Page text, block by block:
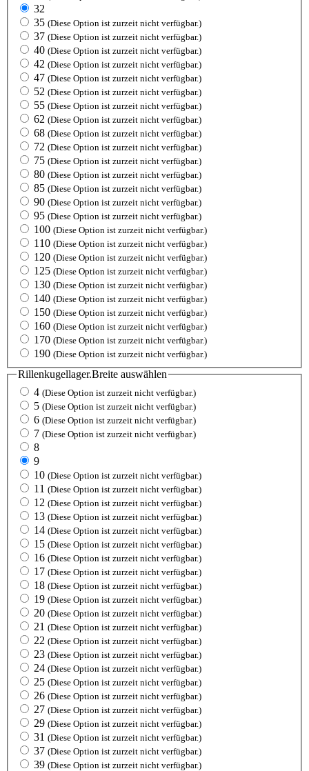
32
35 (Diese Option ist zurzeit nicht verfügbar.)
37 (Diese Option ist zurzeit nicht verfügbar.)
40 (Diese Option ist zurzeit nicht verfügbar.)
42 (Diese Option ist zurzeit nicht verfügbar.)
47 (Diese Option ist zurzeit nicht verfügbar.)
52 (Diese Option ist zurzeit nicht verfügbar.)
55 (Diese Option ist zurzeit nicht verfügbar.)
62 (Diese Option ist zurzeit nicht verfügbar.)
68 (Diese Option ist zurzeit nicht verfügbar.)
72 (Diese Option ist zurzeit nicht verfügbar.)
75 (Diese Option ist zurzeit nicht verfügbar.)
80 (Diese Option ist zurzeit nicht verfügbar.)
85 (Diese Option ist zurzeit nicht verfügbar.)
90 (Diese Option ist zurzeit nicht verfügbar.)
95 (Diese Option ist zurzeit nicht verfügbar.)
100 (Diese Option ist zurzeit nicht verfügbar.)
110 (Diese Option ist zurzeit nicht verfügbar.)
120 (Diese Option ist zurzeit nicht verfügbar.)
125 (Diese Option ist zurzeit nicht verfügbar.)
130 (Diese Option ist zurzeit nicht verfügbar.)
140 (Diese Option ist zurzeit nicht verfügbar.)
150 (Diese Option ist zurzeit nicht verfügbar.)
160 (Diese Option ist zurzeit nicht verfügbar.)
170 (Diese Option ist zurzeit nicht verfügbar.)
190 (Diese Option ist zurzeit nicht verfügbar.)
Rillenkugellager.Breite auswählen
4 (Diese Option ist zurzeit nicht verfügbar.)
5 (Diese Option ist zurzeit nicht verfügbar.)
6 (Diese Option ist zurzeit nicht verfügbar.)
7 (Diese Option ist zurzeit nicht verfügbar.)
8
9
10 (Diese Option ist zurzeit nicht verfügbar.)
11 (Diese Option ist zurzeit nicht verfügbar.)
12 (Diese Option ist zurzeit nicht verfügbar.)
13 (Diese Option ist zurzeit nicht verfügbar.)
14 (Diese Option ist zurzeit nicht verfügbar.)
15 (Diese Option ist zurzeit nicht verfügbar.)
16 (Diese Option ist zurzeit nicht verfügbar.)
17 (Diese Option ist zurzeit nicht verfügbar.)
18 (Diese Option ist zurzeit nicht verfügbar.)
19 (Diese Option ist zurzeit nicht verfügbar.)
20 (Diese Option ist zurzeit nicht verfügbar.)
21 (Diese Option ist zurzeit nicht verfügbar.)
22 (Diese Option ist zurzeit nicht verfügbar.)
23 (Diese Option ist zurzeit nicht verfügbar.)
24 (Diese Option ist zurzeit nicht verfügbar.)
25 (Diese Option ist zurzeit nicht verfügbar.)
26 (Diese Option ist zurzeit nicht verfügbar.)
27 (Diese Option ist zurzeit nicht verfügbar.)
29 (Diese Option ist zurzeit nicht verfügbar.)
31 (Diese Option ist zurzeit nicht verfügbar.)
37 (Diese Option ist zurzeit nicht verfügbar.)
39 (Diese Option ist zurzeit nicht verfügbar.)